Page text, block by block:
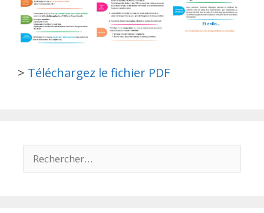
> Téléchargez le fichier PDF